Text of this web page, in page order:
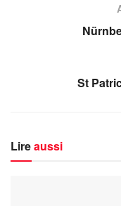
St
Lireaussi